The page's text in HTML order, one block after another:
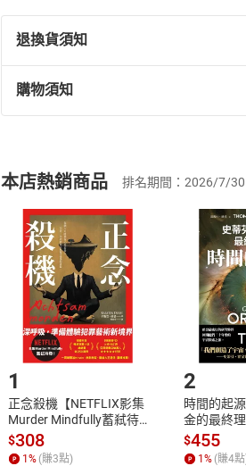
退換貨須知
退換貨規定：
(一)依消費者保護法第19條第1
(二)消費者訂購本店鋪之商品
且已下載/存取電子書，不得請求
退貨方式：您欲取消訂單或辦理
貨」，本店鋪將依您的申請進行
請注意，樂天市場須以整筆訂單
購物須知
挑選商品
Choose
購書後，如何開始使用？
Step1.選擇閱讀載具
本店熱銷商品 排名期間：2026/7/
1
正念殺機【NETFLIX影集
Murder Mindfully蓄弒待
發】【電子書】
$308
1 % (賺3點)
2
時間的起
金的最終
$455
1 % (賺4